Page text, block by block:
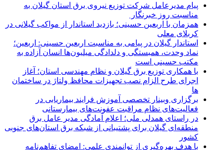
پیام مدیرعامل شركت توزیع نیروی برق استان گیلان به
مناسبت روز خبرنگار ‌
همزمان با اربعین حسینی؛ بازدید استاندار از مواکب گیلانی در
کربلای معلی
استاندار گیلان در پیامی به مناسبت اربعین حسینی: اربعین؛
نماد وحدت، همبستگی و دلدادگی میلیون‌ها انسان آزاده به
مکتب حسینی است
با همکاری توزیع برق گیلان و نظام مهندسی استان؛ آغاز
اجرای طرح الزام نصب تجهیزات محافظ ولتاژ در ساختمان
ها
برگزاری وبینار تخصصی آموزش فرایند بیماریابی در
فعالیت‌های نظام مراقبت عفونت‌های بیمارستانی
در راستای همدلی ملی؛ اعلام آمادگی مدیر عامل برق
منطقه‌ای گیلان برای پشتیبانی از شبكه برق استان‌های جنوبی
كشور
با هدف بهره‌گیری از توانمندی علمی: امضای تفاهم‌نامه